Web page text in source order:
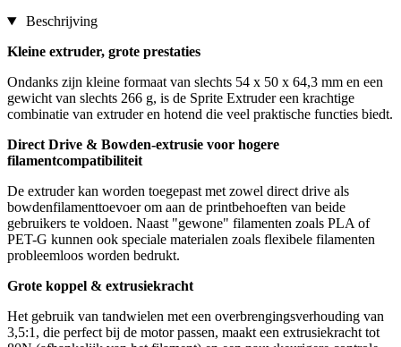
Beschrijving
Kleine extruder, grote prestaties
Ondanks zijn kleine formaat van slechts 54 x 50 x 64,3 mm en een
gewicht van slechts 266 g, is de Sprite Extruder een krachtige
combinatie van extruder en hotend die veel praktische functies biedt.
Direct Drive & Bowden-extrusie voor hogere
filamentcompatibiliteit
De extruder kan worden toegepast met zowel direct drive als
bowdenfilamenttoevoer om aan de printbehoeften van beide
gebruikers te voldoen. Naast "gewone" filamenten zoals PLA of
PET-G kunnen ook speciale materialen zoals flexibele filamenten
probleemloos worden bedrukt.
Grote koppel & extrusiekracht
Het gebruik van tandwielen met een overbrengingsverhouding van
3,5:1, die perfect bij de motor passen, maakt een extrusiekracht tot